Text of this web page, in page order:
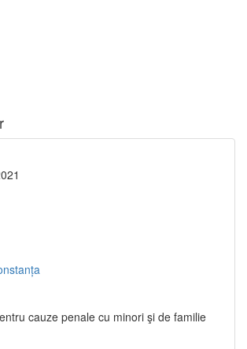
cauze penale cu minori şi de familie